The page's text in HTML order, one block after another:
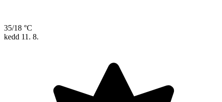
35/18 °C
kedd 11. 8.